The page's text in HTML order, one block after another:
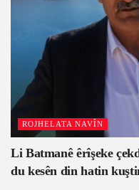
ROJHELATA NAVÎN
Li Batmanê êrîşeke
du kesên din hatin